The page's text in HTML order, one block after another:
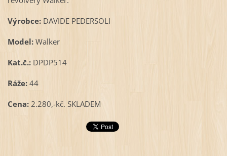
Výrobce: DAVIDE PEDERSOLI
Model: Walker
Kat.č.:DPDP514
Ráže: 44
Cena: 2.280,-kč. SKLADEM